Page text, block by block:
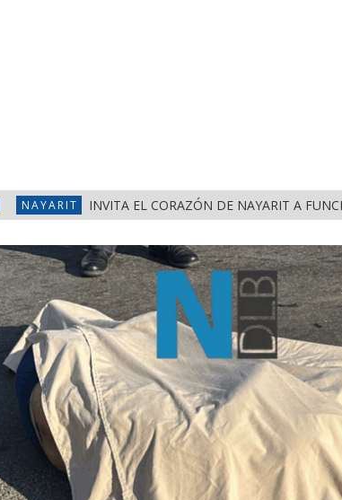
NAYARIT INVITA EL CORAZÓN DE NAYARIT A